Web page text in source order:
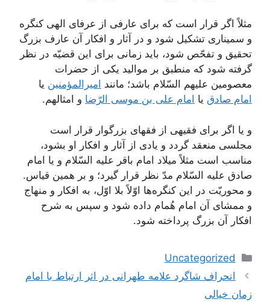
مثلاً اگر قرار است که برای عارفی از عرفای الهی کنگره
و سمیناری تشکیل شود و در آثار و افکار آن عارف بزرگ
تحقیق و تفحّص شود، باید زمانی برای این قضیّه در نظر
گرفته شود که منطبق بر موالید یکی از حضرات
معصومین علیهم السّلام باشد؛ مانند امیر‌المؤمنین یا
امام صادق یا امام علی بن موسی الرّضا و امثالهم.
و یا اگر برای فقیهی از فقهای بزرگوار قرار است
مجلسی منعقد گردد و یادی از آثار و افکار او بشود،
مناسب است مثلاً میلاد امام باقر علیه السّلام و یا امام
صادق علیه السّلام مدّ نظر قرار گیرد؛ و بر همین قیاس.
و محوریّت در این کنگره‌ها اوّلاً بلا اوّل، به افکار و منهاج
و ممشای آن امام هُمام داده شود و سپس به شرح
افکار آن بزرگ پرداخته شود.
دسته‌ها
Uncategorized
ناوبری
نوشته‌ها
انحراف شاگرد علامه طهرانی در اثر ارتباط با امام
زمان خیالی